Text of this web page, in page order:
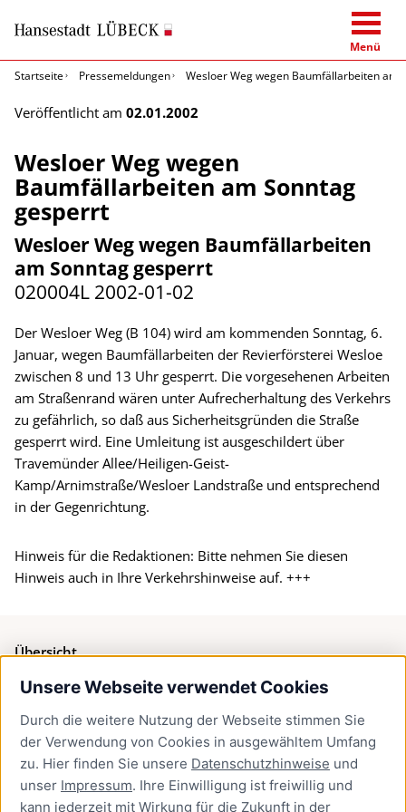
Unsere Webseite verwendet Cookies
Durch die weitere Nutzung der Webseite stimmen Sie
der Verwendung von Cookies in ausgewähltem Umfang
zu. Hier finden Sie unsere Datenschutzhinweise und
unser Impressum. Ihre Einwilligung ist freiwillig und
kann jederzeit mit Wirkung für die Zukunft in der
Menü
Startseite
Pressemeldungen Wesloer Weg wegen Baumfällarbeiten am
Veröffentlicht am 02.01.2002
Wesloer Weg wegen
Baumfällarbeiten am Sonntag
gesperrt
Wesloer Weg wegen Baumfällarbeiten
am Sonntag gesperrt
020004L 2002-01-02
Der Wesloer Weg (B 104) wird am kommenden Sonntag, 6.
Januar, wegen Baumfällarbeiten der Revierförsterei Wesloe
zwischen 8 und 13 Uhr gesperrt. Die vorgesehenen Arbeiten
am Straßenrand wären unter Aufrecherhaltung des Verkehrs
zu gefährlich, so daß aus Sicherheitsgründen die Straße
gesperrt wird. Eine Umleitung ist ausgeschildert über
Travemünder Allee/Heiligen-Geist-
Kamp/Arnimstraße/Wesloer Landstraße und entsprechend
in der Gegenrichtung.
Hinweis für die Redaktionen: Bitte nehmen Sie diesen
Hinweis auch in Ihre Verkehrshinweise auf. +++
Übersicht
Bürgerservice
Presse
Newsletter Lübeck:kompakt
Kontakt